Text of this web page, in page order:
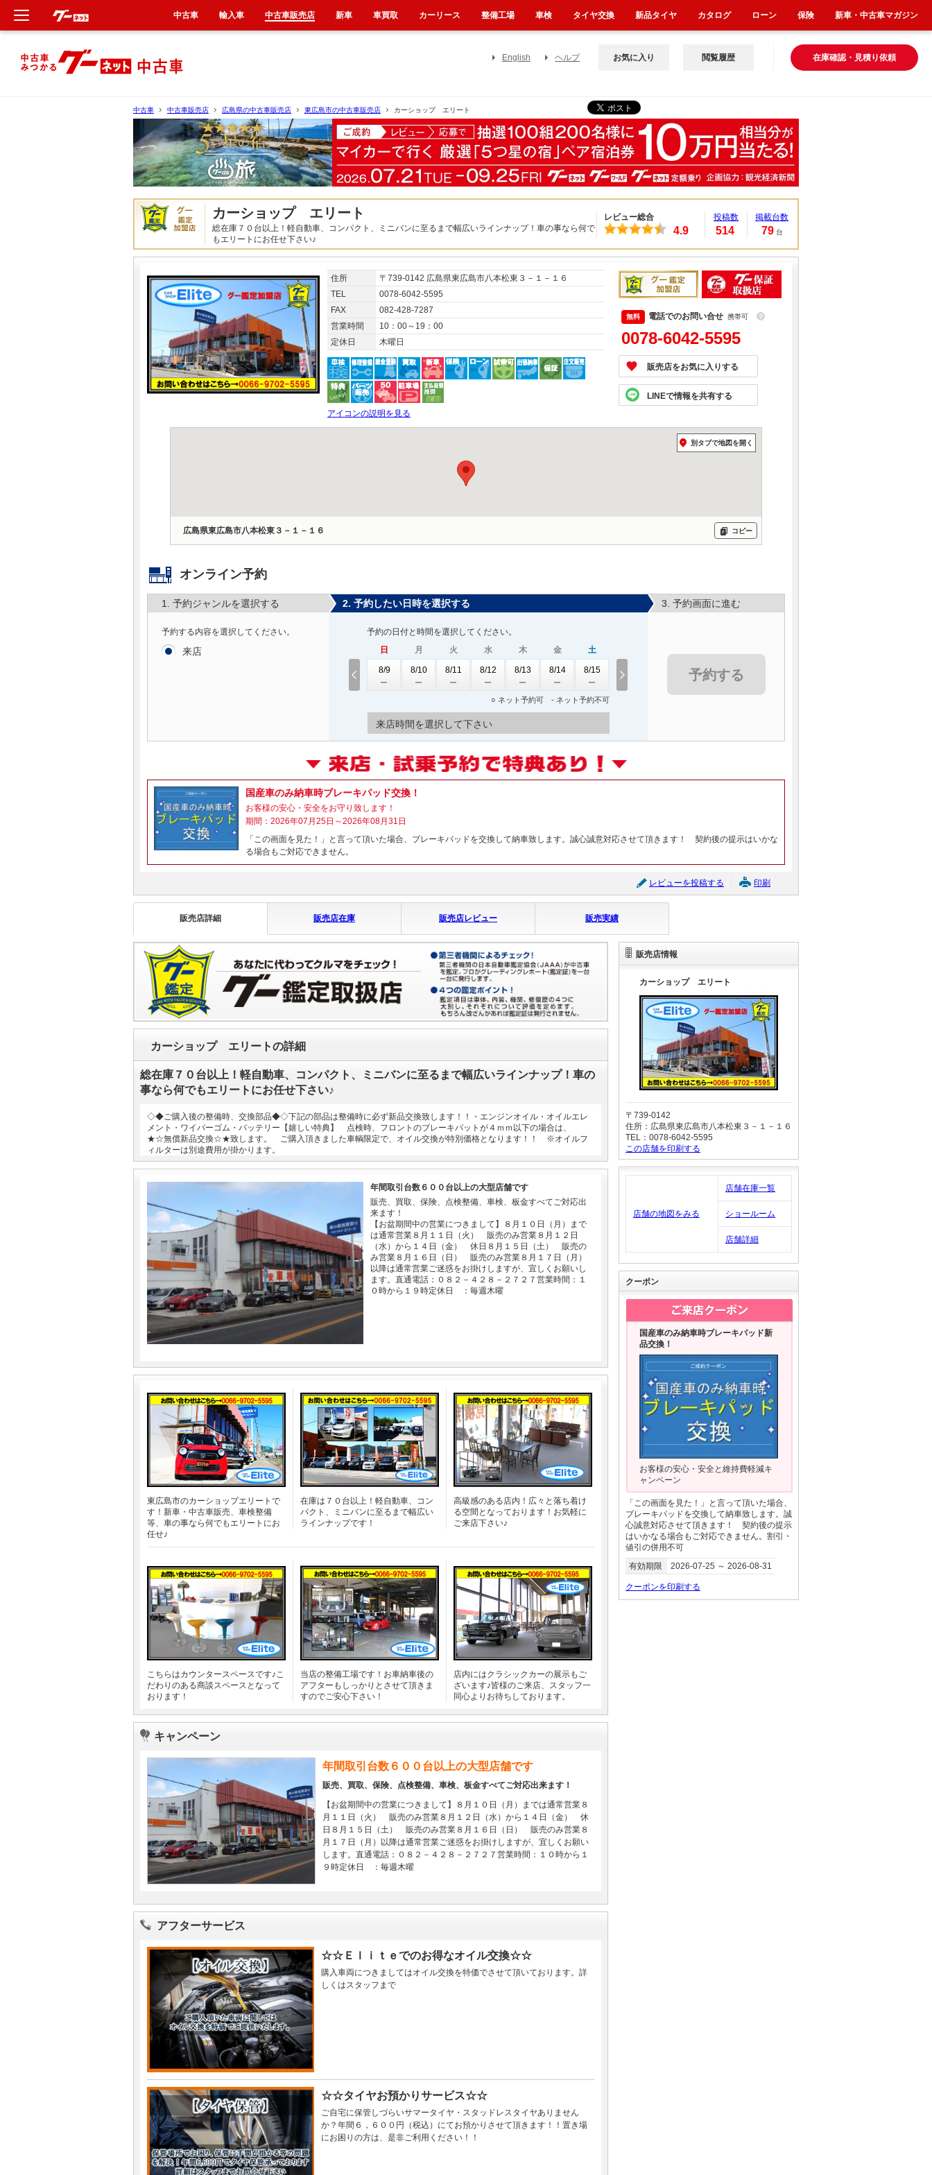
English ヘルプ 在庫確認・見積り依頼
お気に入り 閲覧履歴
中古車 中古車販売店 広島県の中古車販売店 東広島市の中古車販売店 カーショップ エリート
カーショップ エリート
総在庫７０台以上！軽自動車、コンパクト、ミニバンに至るまで幅広いラインナップ！車の事なら何で
もエリートにお任せ下さい♪
レビュー総合
4.9
投稿数
514
掲載台数
79 台
住所
〒739-0142 広島県東広島市八本松東３－１－１６
TEL
0078-6042-5595
FAX
082-428-7287
営業時間
10：00～19：00
定休日
木曜日
アイコンの説明を見る
電話でのお問い合せ 携帯可 ？
0078-6042-5595
販売店をお気に入りする
LINEで情報を共有する
別タブで地図を開く
広島県東広島市八本松東３－１－１６ コピー
オンライン予約
1. 予約ジャンルを選択する
予約する内容を選択してください。
来店
2. 予約したい日時を選択する
予約の日付と時間を選択してください。
日
8/9
月
8/10
火
8/11
水
8/12
木
8/13
金
8/14
土
8/15
○ ネット予約可 - ネット予約不可
来店時間を選択して下さい
3. 予約画面に進む
予約する
国産車のみ納車時ブレーキパッド交換！
お客様の安心・安全をお守り致します！
期間：2026年07月25日～2026年08月31日
「この画面を見た！」と言って頂いた場合、ブレーキパッドを交換して納車致します。誠心誠意対応させて頂きます！ 契約後の提示はいかな
る場合もご対応できません。
レビューを投稿する 印刷
販売店詳細 販売店在庫 販売店レビュー 販売実績
カーショップ エリートの詳細
総在庫７０台以上！軽自動車、コンパクト、ミニバンに至るまで幅広いラインナップ！車の
事なら何でもエリートにお任せ下さい♪
◇◆ご購入後の整備時、交換部品◆◇下記の部品は整備時に必ず新品交換致します！！・エンジンオイル・オイルエレ
メント・ワイパーゴム・バッテリー【嬉しい特典】 点検時、フロントのブレーキパットが４ｍｍ以下の場合は、
★☆無償新品交換☆★致します。 ご購入頂きました車輌限定で、オイル交換が特別価格となります！！ ※オイルフ
ィルターは別途費用が掛かります。
年間取引台数６００台以上の大型店舗です
販売、買取、保険、点検整備、車検、板金すべてご対応出
来ます！
【お盆期間中の営業につきまして】８月１０日（月）まで
は通常営業８月１１日（火） 販売のみ営業８月１２日
（水）から１４日（金） 休日８月１５日（土） 販売の
み営業８月１６日（日） 販売のみ営業８月１７日（月）
以降は通常営業ご迷惑をお掛けしますが、宜しくお願いし
ます。直通電話：０８２－４２８－２７２７営業時間：１
０時から１９時定休日 ：毎週木曜
東広島市のカーショップエリートで
す！新車・中古車販売、車検整備
等、車の事なら何でもエリートにお
任せ♪
在庫は７０台以上！軽自動車、コン
パクト、ミニバンに至るまで幅広い
ラインナップです！
高級感のある店内！広々と落ち着け
る空間となっております！お気軽に
ご来店下さい♪
こちらはカウンタースペースです♪こ
だわりのある商談スペースとなって
おります！
当店の整備工場です！お車納車後の
アフターもしっかりとさせて頂きま
すのでご安心下さい！
店内にはクラシックカーの展示もご
ざいます♪皆様のご来店、スタッフ一
同心よりお待ちしております。
キャンペーン
年間取引台数６００台以上の大型店舗です
販売、買取、保険、点検整備、車検、板金すべてご対応出来ます！
【お盆期間中の営業につきまして】８月１０日（月）までは通常営業８
月１１日（火） 販売のみ営業８月１２日（水）から１４日（金） 休
日８月１５日（土） 販売のみ営業８月１６日（日） 販売のみ営業８
月１７日（月）以降は通常営業ご迷惑をお掛けしますが、宜しくお願い
します。直通電話：０８２－４２８－２７２７営業時間：１０時から１
９時定休日 ：毎週木曜
アフターサービス
☆☆Ｅｌｉｔｅでのお得なオイル交換☆☆
購入車両につきましてはオイル交換を特価でさせて頂いております。詳
しくはスタッフまで
☆☆タイヤお預かりサービス☆☆
ご自宅に保管しづらいサマータイヤ・スタッドレスタイヤありません
か？年間６，６００円（税込）にてお預かりさせて頂きます！！置き場
にお困りの方は、是非ご利用ください！！
販売店情報
カーショップ エリート
〒739-0142
住所：広島県東広島市八本松東３－１－１６
TEL：0078-6042-5595
この店舗を印刷する
店舗の地図をみる
店舗在庫一覧
ショールーム
店舗詳細
クーポン
国産車のみ納車時ブレーキパッド新
品交換！
お客様の安心・安全と維持費軽減キ
ャンペーン
「この画面を見た！」と言って頂いた場合、
ブレーキパッドを交換して納車致します。誠
心誠意対応させて頂きます！ 契約後の提示
はいかなる場合もご対応できません。割引・
値引の併用不可
有効期限
2026-07-25 ～ 2026-08-31
クーポンを印刷する
中古車 輸入車 中古車販売店 新車 車買取 カーリース 整備工場 車検 タイヤ交換 新品タイヤ カタログ ローン 保険 新車・中古車マガジン
新車